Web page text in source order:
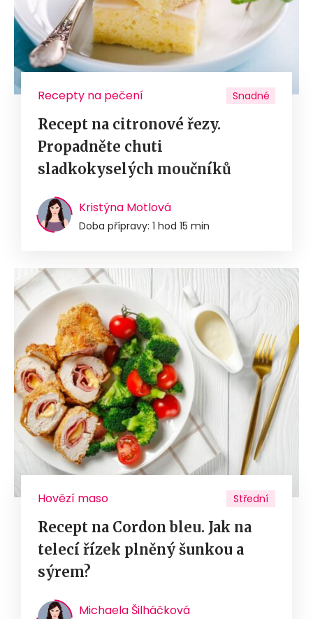
Recepty na pečení Snadné
Recept na citronové řezy.
Propadněte chuti
sladkokyselých moučníků
Kristýna Motlová
Doba přípravy: 1 hod 15 min
Hovězí maso Střední
Recept na Cordon bleu. Jak na
telecí řízek plněný šunkou a
sýrem?
Michaela Šilháčková